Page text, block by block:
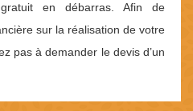
en débarras. Afin de
sur la réalisation de votre
pas à demander le devis d’un